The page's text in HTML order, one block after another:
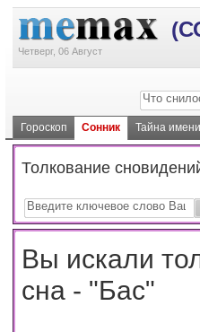
Четверг, 06 Август
Гороскоп Сонник Тайна имени
Толкование
Вы искали
сна - "Бас"